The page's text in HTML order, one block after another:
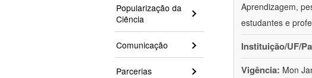
Popularização da
Ciência
Comunicação
Parcerias
Aprendizagem,
estudantes e
Instituição/UF/
Vigência: Mon